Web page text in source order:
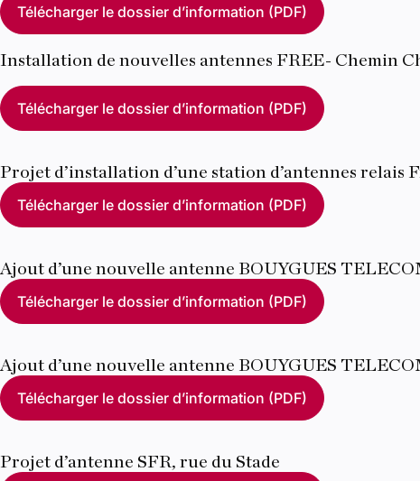
Télécharger le dossier d’information (PDF)
Installation de nouvelles antennes FREE- Chemin
Télécharger le dossier d’information (PDF)
Projet d’installation d’une station d’antennes relais
Télécharger le dossier d’information (PDF)
Ajout d’une nouvelle antenne BOUYGUES
Télécharger le dossier d’information (PDF)
Ajout d’une nouvelle antenne BOUYGUES
Télécharger le dossier d’information (PDF)
Projet d’antenne SFR, rue du Stade